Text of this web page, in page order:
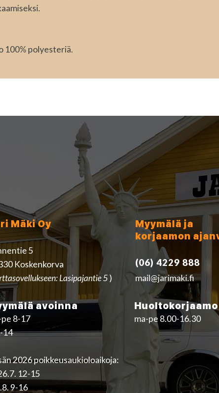
100% polyesteriä.
Mäki Oy
5
Koskenkorva
Lasipajantie 5)
Myymälä ja
korjaamon
(06) 4229 888
mail@jarimaki.fi
avoinna
pe 8-17
14
2026 poikkeusaukioloaikoja:
12-15
9-16
ma-pe 8.00-16.30